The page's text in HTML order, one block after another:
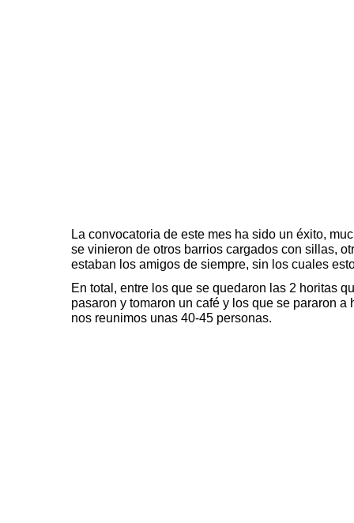
La convocatoria de este mes ha sido un éxito,
se vinieron de otros barrios cargados con sillas,
estaban los amigos de siempre, sin los cuales
En total, entre los que se quedaron las 2 horitas
pasaron y tomaron un café y los que se pararon a
nos reunimos unas 40-45 personas.